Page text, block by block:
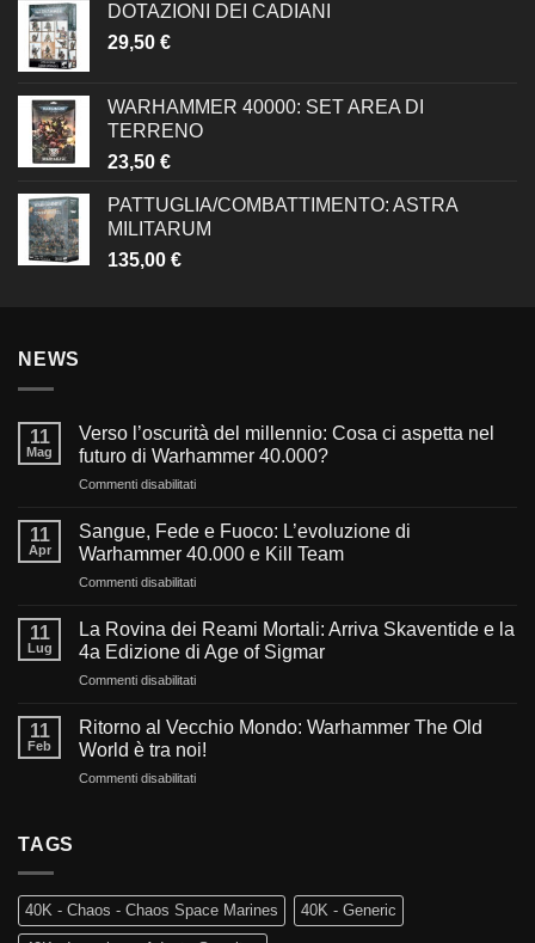
DOTAZIONI DEI CADIANI
29,50 €
WARHAMMER 40000: SET AREA DI
TERRENO
23,50 €
PATTUGLIA/COMBATTIMENTO: ASTRA
MILITARUM
135,00 €
NEWS
11
Mag
Verso l’oscurità del millennio: Cosa ci aspetta nel
futuro di Warhammer 40.000?
Commenti disabilitatisu
l’oscurità
del
millennio:
Cosa
aspetta
nel
futuro
di
40.000?
11
Apr
Sangue, Fede e Fuoco: L’evoluzione di
Warhammer 40.000 e Kill Team
Commenti disabilitatisu
Fede
e
Fuoco:
L’evoluzione
Warhammer
40.000
Kill
11
Lug
La Rovina dei Reami Mortali: Arriva Skaventide e la
4a Edizione di Age of Sigmar
Commenti disabilitatisu
Rovina
dei
Reami
Mortali:
Edizione
di
11
Feb
Ritorno al Vecchio Mondo: Warhammer The Old
World è tra noi!
Commenti disabilitatisu
The
Old
World
TAGS
40K - Chaos - Chaos Space Marines 40K - Generic